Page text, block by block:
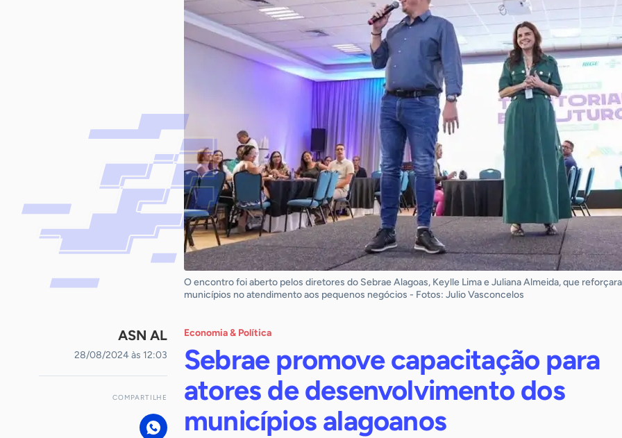
O encontro foi aberto pelos diretores do Sebrae Alagoas, Keylle Lima e Juliana Almeida, que
municípios no atendimento aos pequenos negócios - Fotos: Julio Vasconcelos
ASN AL
28/08/2024 às 12:03
COMPARTILHE
Economia & Política
Sebrae promove capacitação para
atores de desenvolvimento dos
municípios alagoanos